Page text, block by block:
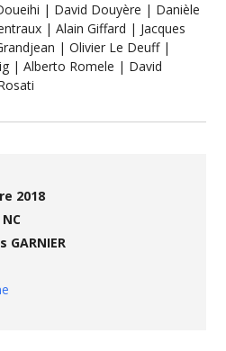
| David Douyère | Danièle
| Alain Giffard | Jacques
| Olivier Le Deuff |
| Alberto Romele | David
2018
NC
GARNIER